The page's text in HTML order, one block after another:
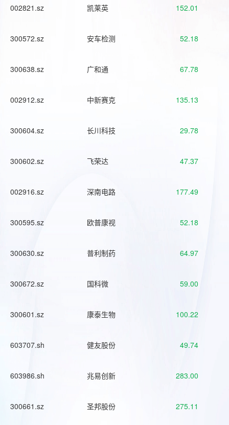
002821.sz 凯莱英 152.01
300572.sz 安车检测 52.18
300638.sz 广和通 67.78
002912.sz 中新赛克 135.13
300604.sz 长川科技 29.78
300602.sz 飞荣达 47.37
002916.sz 深南电路 177.49
300595.sz 欧普康视 52.18
300630.sz 普利制药 64.97
300672.sz 国科微 59.00
300601.sz 康泰生物 100.22
603707.sh 健友股份 49.74
603986.sh 兆易创新 283.00
300661.sz 圣邦股份 275.11